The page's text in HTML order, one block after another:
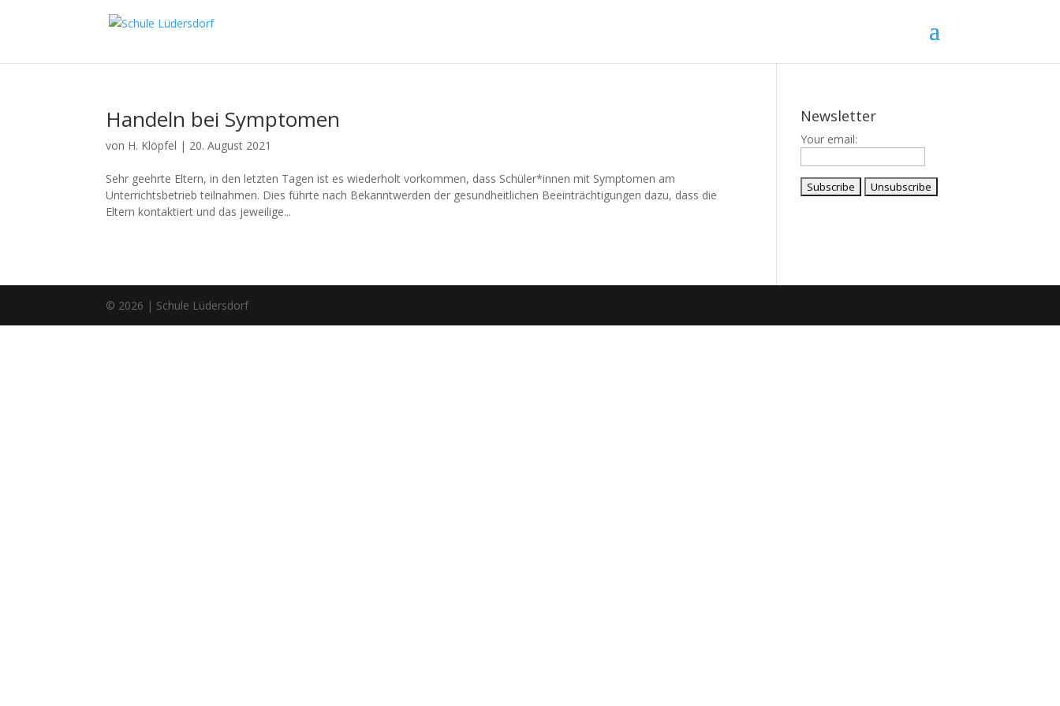
Handeln bei Symptomen
von H. Klöpfel | 20. August 2021
Sehr geehrte Eltern, in den letzten Tagen ist es wiederholt vorkommen, dass Schüler*innen mit Symptomen am
Unterrichtsbetrieb teilnahmen. Dies führte nach Bekanntwerden der gesundheitlichen Beeinträchtigungen dazu, dass die
Eltern kontaktiert und das jeweilige...
Newsletter
Your email:
© 2026 | Schule Lüdersdorf